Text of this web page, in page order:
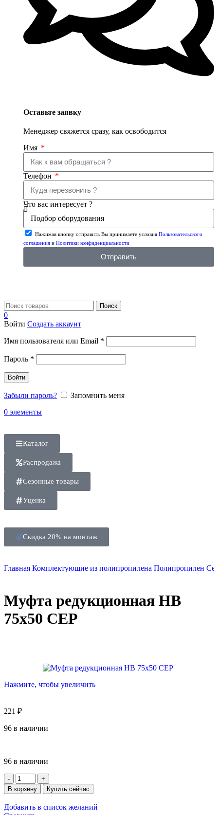
Оставьте заявку
Менеджер свяжется сразу, как освободится
Имя
Телефон
Что вас интересует ?
Нажимая кнопку отправить Вы принимаете условия Пользовательского
соглашения и Политики конфиденциальности
Отправить
Поиск
0
Войти Создать аккаунт
Имя пользователя или Email *
Пароль *
Войти
Забыли пароль?
Запомнить меня
0 элементы
Каталог
Распродажа
Сезонные товары
Уценка
Скидка 20% на монтаж
Главная Комплектующие из полипропилена Полипропилен
Муфта редукционная НВ
75х50 СЕР
Нажмите, чтобы увеличить
221 ₽
96 в наличии
96 в наличии
В корзину Купить сейчас
Добавить в список желаний